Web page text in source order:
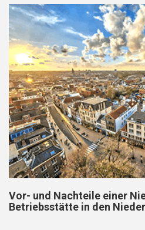
Vor- und Nachteile einer
Betriebsstätte in den